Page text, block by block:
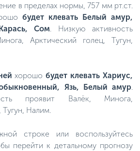
в пределах нормы, 757 мм рт.ст.
будет клевать Белый амур,
Сом. Низкую активность
Арктический голец, Тугун,
хорошобудет клевать Хариус,
Язь, Белый амур.
проявит Валёк, Минога,
Тугун, Налим.
строке или воспользуйтесь
перейти к детальному прогнозу